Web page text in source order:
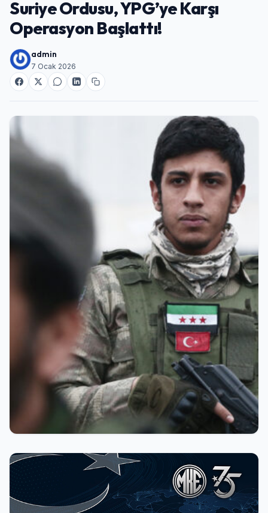
Suriye Ordusu, YPG’ye Karşı
Operasyon Başlattı!
admin
7 Ocak 2026